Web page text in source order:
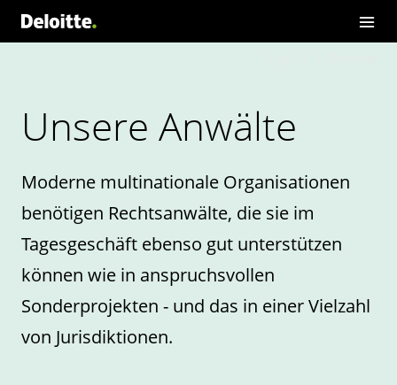
Unsere Anwälte
Moderne multinationale Organisationen
benötigen Rechtsanwälte, die sie im
Tagesgeschäft ebenso gut unterstützen
können wie in anspruchsvollen
Sonderprojekten - und das in einer Vielzahl
von Jurisdiktionen.